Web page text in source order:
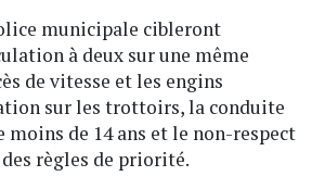
municipale cibleront
à deux sur une même
de vitesse et les engins
sur les trottoirs, la conduite
moins de 14 ans et le non-respect
règles de priorité.